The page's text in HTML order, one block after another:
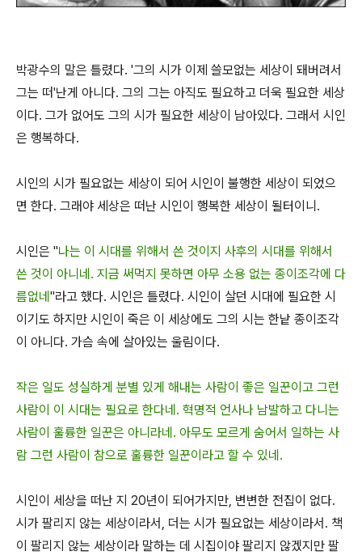
박광수의 말은 틀렸다. '그의 시가 이제 쓸모없는 세상이 돼버려서
그는 떠'난게 아니다. 그의 그는 아직도 필요하고 더욱 필요한 세상
이다. 그가 없어도 그의 시가 필요한 세상이 남아있다. 그래서 시인
은 행복하다.
시인의 시가 필요없는 세상이 되어 시인이 불행한 세상이 되었으
면 한다. 그래야 세상은 떠난 시인이 행복한 세상이 될터이니.
시인은 "나는 이 시대를 위해서 쓴 것이지 사후의 시대를 위해서
쓴 것이 아니네. 지금 써먹지 못하면 아무 소용 없는 종이조각에 다
름없네 "라고 했다. 시인은 틀렸다. 시인이 살던 시대에 필요한 시
이기도 하지만 시인이 죽은 이 세상에도 그의 시는 한낱 종이조각
이 아니다. 가슴 속에 살아있는 울림이다.
작은 일도 성실하게 분별 있게 해내는 사람이 좋은 일꾼이고 그런
사람이 이 시대는 필요로 한다네. 혁명적 언사나 남발하고 다니는
사람이 훌륭한 일꾼은 아니라네. 아무도 모르게 숨어서 일하는 사
람 그런 사람이 참으로 훌륭한 일꾼이라고 할 수 있네.
시인이 세상을 떠난 지 20년이 되어가지만, 변변한 전집이 없다.
시가 팔리지 않는 세상이라서, 더는 시가 필요없는 세상이라서. 책
이 팔리지 않는 세상이라 말하는 데 시집이야 팔리지 않겠지만 팔